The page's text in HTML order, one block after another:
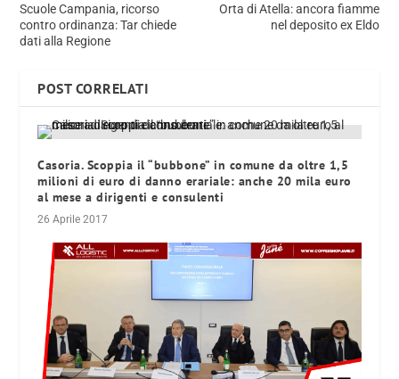
Scuole Campania, ricorso
contro ordinanza: Tar chiede
dati alla Regione
Orta di Atella: ancora fiamme
nel deposito ex Eldo
POST CORRELATI
Casoria. Scoppia il “bubbone” in comune da oltre 1,5
milioni di euro di danno erariale: anche 20 mila euro
al mese a dirigenti e consulenti
26 Aprile 2017